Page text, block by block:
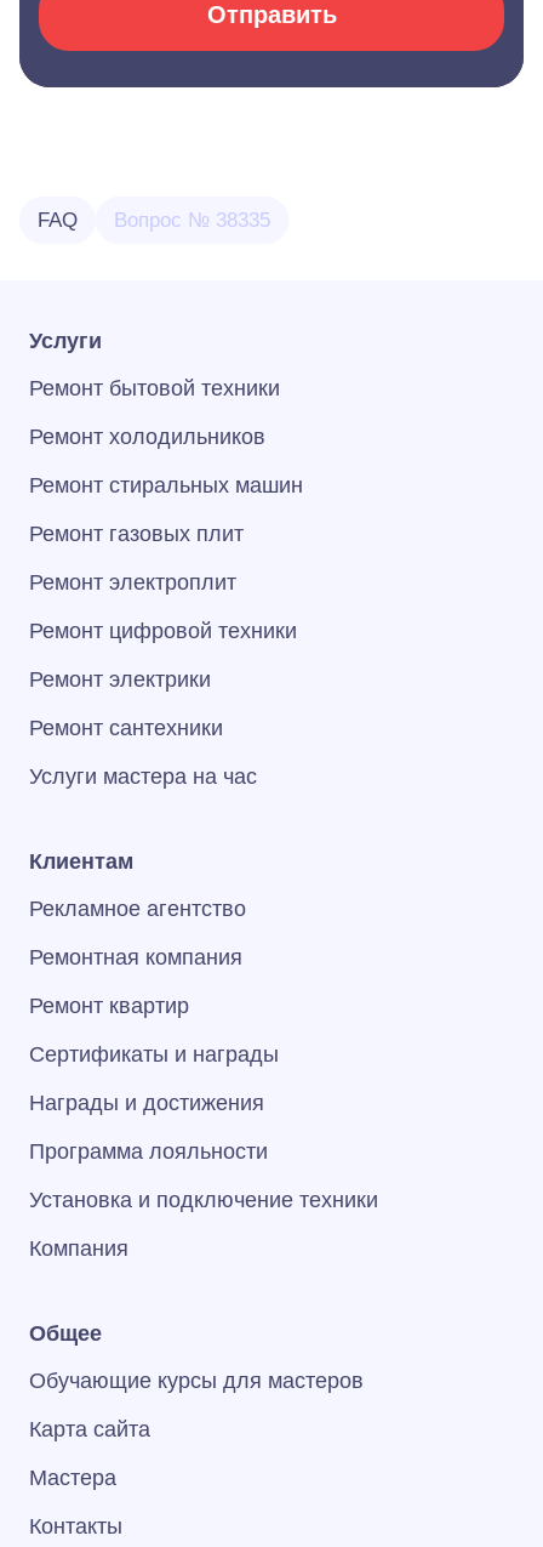
Отправить
FAQ Вопрос № 38335
Услуги
Ремонт бытовой техники
Ремонт холодильников
Ремонт стиральных машин
Ремонт газовых плит
Ремонт электроплит
Ремонт цифровой техники
Ремонт электрики
Ремонт сантехники
Услуги мастера на час
Клиентам
Рекламное агентство
Ремонтная компания
Ремонт квартир
Сертификаты и награды
Награды и достижения
Программа лояльности
Установка и подключение техники
Компания
Общее
Обучающие курсы для мастеров
Карта сайта
Мастера
Контакты